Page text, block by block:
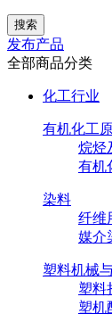
发布产品
全部商品分类
化工行业
有机化工
烷烃
有机
染料
纤维
媒介
塑料机械
塑料
塑机